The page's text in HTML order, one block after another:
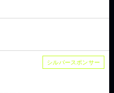
シルバースポンサー